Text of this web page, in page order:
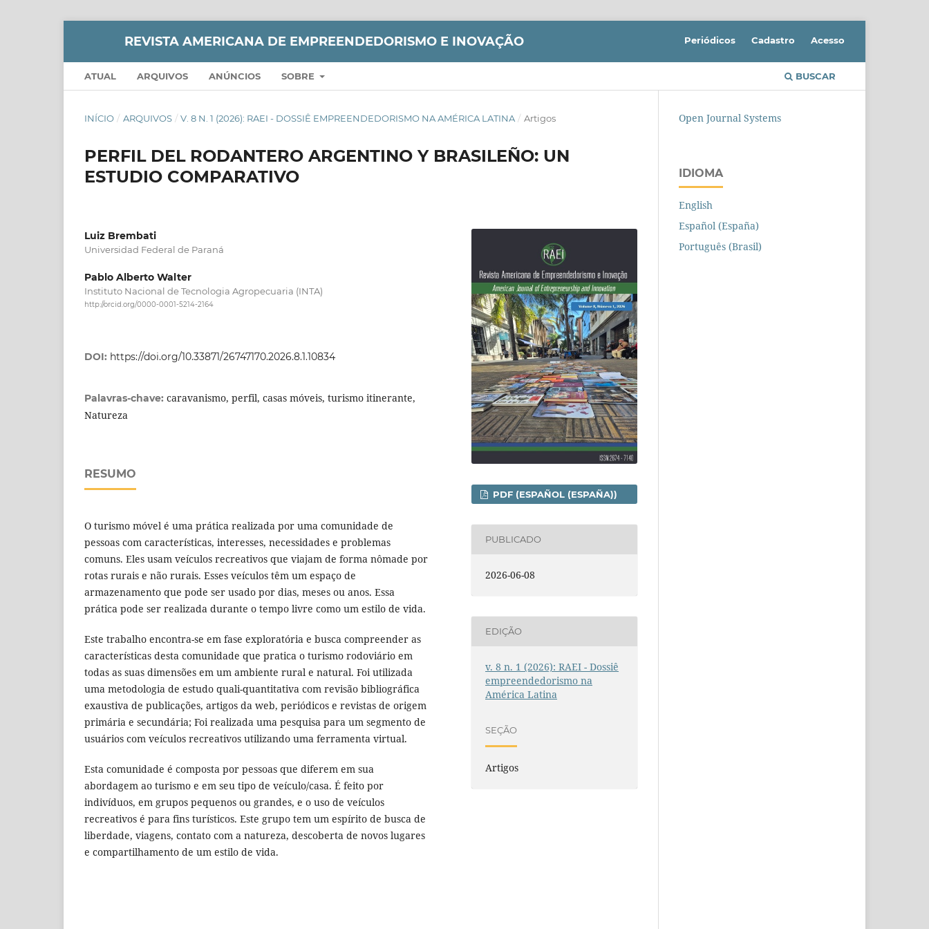
REVISTA AMERICANA DE EMPREENDEDORISMO E INOVAÇÃO
ATUAL ARQUIVOS ANÚNCIOS SOBRE BUSCAR
Periódicos Cadastro Acesso
INÍCIO / ARQUIVOS / V. 8 N. 1 (2026): RAEI - DOSSIÊ EMPREENDEDORISMO NA AMÉRICA LATINA / Artigos
PERFIL DEL RODANTERO ARGENTINO Y BRASILEÑO: UN
ESTUDIO COMPARATIVO
Luiz Brembati
Universidad Federal de Paraná
Pablo Alberto Walter
Instituto Nacional de Tecnologia Agropecuaria (INTA)
http://orcid.org/0000-0001-5214-2164
DOI: https://doi.org/10.33871/26747170.2026.8.1.10834
Palavras-chave: caravanismo, perfil, casas móveis, turismo itinerante,
Natureza
RESUMO
O turismo móvel é uma prática realizada por uma comunidade de
pessoas com características, interesses, necessidades e problemas
comuns. Eles usam veículos recreativos que viajam de forma nômade por
rotas rurais e não rurais. Esses veículos têm um espaço de
armazenamento que pode ser usado por dias, meses ou anos. Essa
prática pode ser realizada durante o tempo livre como um estilo de vida.
Este trabalho encontra-se em fase exploratória e busca compreender as
características desta comunidade que pratica o turismo rodoviário em
todas as suas dimensões em um ambiente rural e natural. Foi utilizada
uma metodologia de estudo quali-quantitativa com revisão bibliográfica
exaustiva de publicações, artigos da web, periódicos e revistas de origem
primária e secundária; Foi realizada uma pesquisa para um segmento de
usuários com veículos recreativos utilizando uma ferramenta virtual.
Esta comunidade é composta por pessoas que diferem em sua
abordagem ao turismo e em seu tipo de veículo/casa. É feito por
indivíduos, em grupos pequenos ou grandes, e o uso de veículos
recreativos é para fins turísticos. Este grupo tem um espírito de busca de
liberdade, viagens, contato com a natureza, descoberta de novos lugares
e compartilhamento de um estilo de vida.
PDF (ESPAÑOL (ESPAÑA))
PUBLICADO
2026-06-08
EDIÇÃO
v. 8 n. 1 (2026): RAEI - Dossiê
empreendedorismo na
América Latina
SEÇÃO
Artigos
Open Journal Systems
IDIOMA
English
Español (España)
Português (Brasil)